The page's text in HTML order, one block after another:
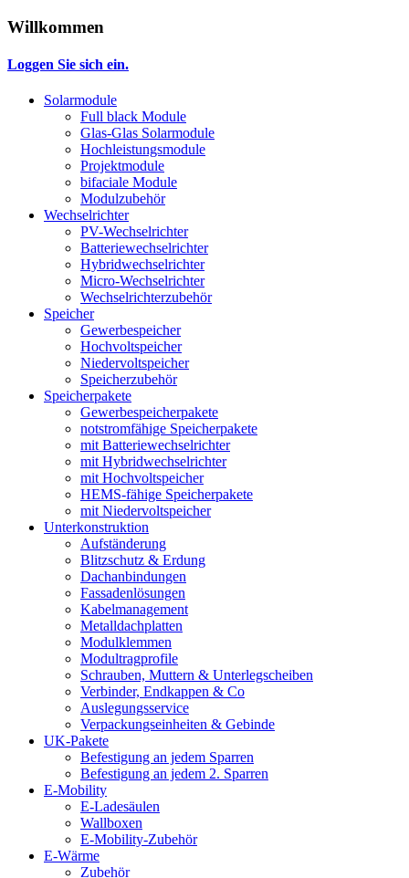
Willkommen
Loggen Sie sich ein.
Solarmodule
Full black Module
Glas-Glas Solarmodule
Hochleistungsmodule
Projektmodule
bifaciale Module
Modulzubehör
Wechselrichter
PV-Wechselrichter
Batteriewechselrichter
Hybridwechselrichter
Micro-Wechselrichter
Wechselrichterzubehör
Speicher
Gewerbespeicher
Hochvoltspeicher
Niedervoltspeicher
Speicherzubehör
Speicherpakete
Gewerbespeicherpakete
notstromfähige Speicherpakete
mit Batteriewechselrichter
mit Hybridwechselrichter
mit Hochvoltspeicher
HEMS-fähige Speicherpakete
mit Niedervoltspeicher
Unterkonstruktion
Aufständerung
Blitzschutz & Erdung
Dachanbindungen
Fassadenlösungen
Kabelmanagement
Metalldachplatten
Modulklemmen
Modultragprofile
Schrauben, Muttern & Unterlegscheiben
Verbinder, Endkappen & Co
Auslegungsservice
Verpackungseinheiten & Gebinde
UK-Pakete
Befestigung an jedem Sparren
Befestigung an jedem 2. Sparren
E-Mobility
E-Ladesäulen
Wallboxen
E-Mobility-Zubehör
E-Wärme
Zubehör